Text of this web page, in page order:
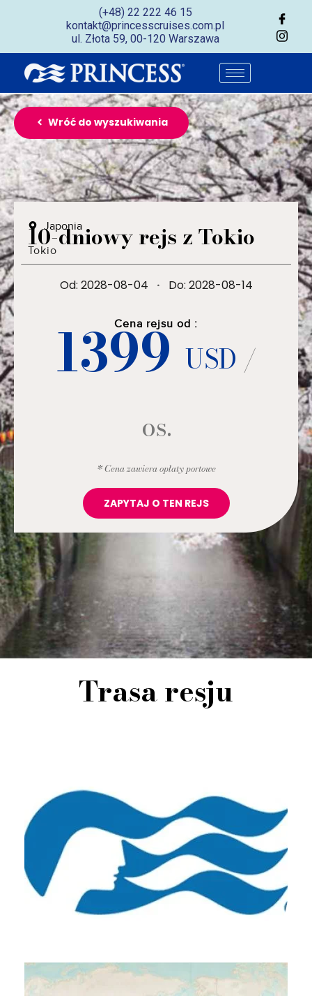
(+48) 22 222 46 15
kontakt@princesscruises.com.pl
ul. Złota 59, 00-120 Warszawa
Wróć do wyszukiwania
Japonia
10-dniowy rejs z Tokio
Tokio
Od: 2028-08-04 · Do: 2028-08-14
Cena rejsu od :
1399USD /
os.
* Cena zawiera opłaty portowe
ZAPYTAJ O TEN REJS
Trasa resju